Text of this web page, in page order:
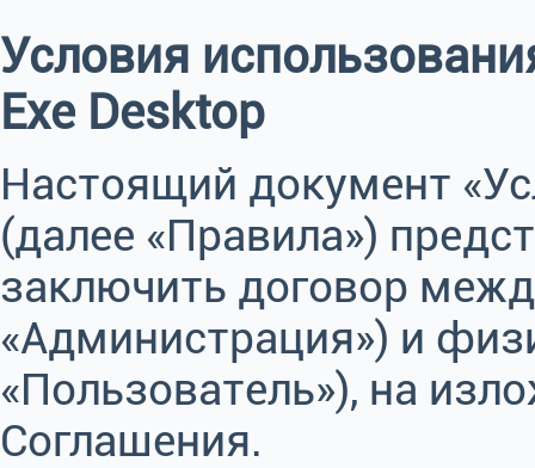
Условия
Exe Desktop
Настоящий документ
(далее «Правила»)
заключить договор
«Администрация») и
«Пользователь»), на
Соглашения.